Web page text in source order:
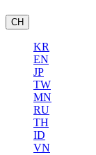
CH
KR
EN
JP
TW
MN
RU
TH
ID
VN